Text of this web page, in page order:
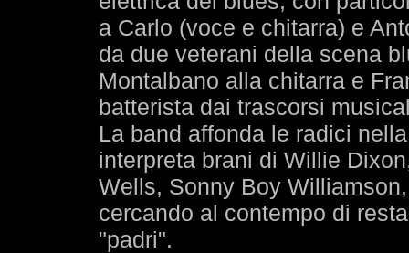
a Carlo (voce e chitarra) e
da due veterani della scena
Montalbano alla chitarra e
batterista dai trascorsi
La band affonda le radici
interpreta brani di Willie
Wells, Sonny Boy
cercando al contempo di
"padri".